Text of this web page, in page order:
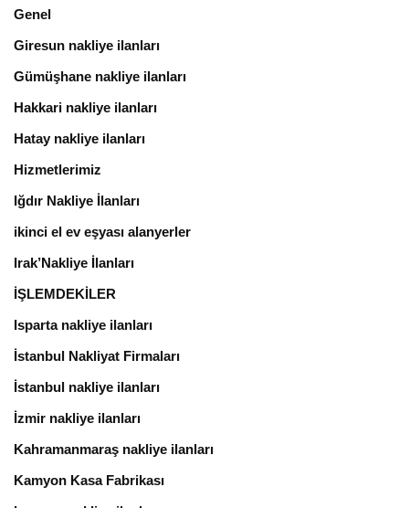
Genel
Giresun nakliye ilanları
Gümüşhane nakliye ilanları
Hakkari nakliye ilanları
Hatay nakliye ilanları
Hizmetlerimiz
Iğdır Nakliye İlanları
ikinci el ev eşyası alanyerler
Irak’Nakliye İlanları
İŞLEMDEKİLER
Isparta nakliye ilanları
İstanbul Nakliyat Firmaları
İstanbul nakliye ilanları
İzmir nakliye ilanları
Kahramanmaraş nakliye ilanları
Kamyon Kasa Fabrikası